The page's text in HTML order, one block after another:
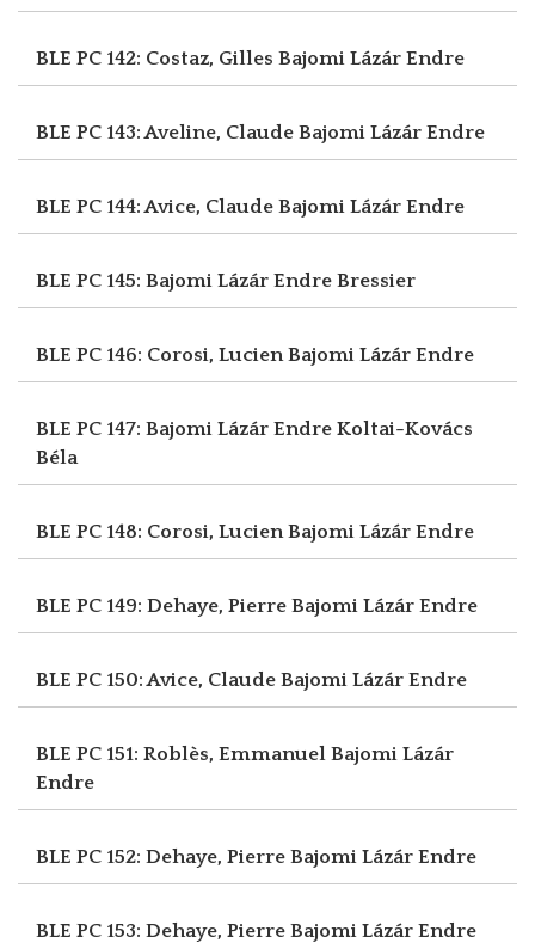
BLE PC 142: Costaz, Gilles Bajomi Lázár Endre
BLE PC 143: Aveline, Claude Bajomi Lázár Endre
BLE PC 144: Avice, Claude Bajomi Lázár Endre
BLE PC 145: Bajomi Lázár Endre Bressier
BLE PC 146: Corosi, LucienBajomi Lázár Endre
BLE PC 147: Bajomi Lázár Endre Koltai-Kovács
Béla
BLE PC 148: Corosi, LucienBajomi Lázár Endre
BLE PC 149: Dehaye, Pierre Bajomi Lázár Endre
BLE PC 150: Avice, Claude Bajomi Lázár Endre
BLE PC 151: Roblès, Emmanuel Bajomi Lázár
Endre
BLE PC 152: Dehaye, Pierre Bajomi Lázár Endre
BLE PC 153: Dehaye, Pierre Bajomi Lázár Endre